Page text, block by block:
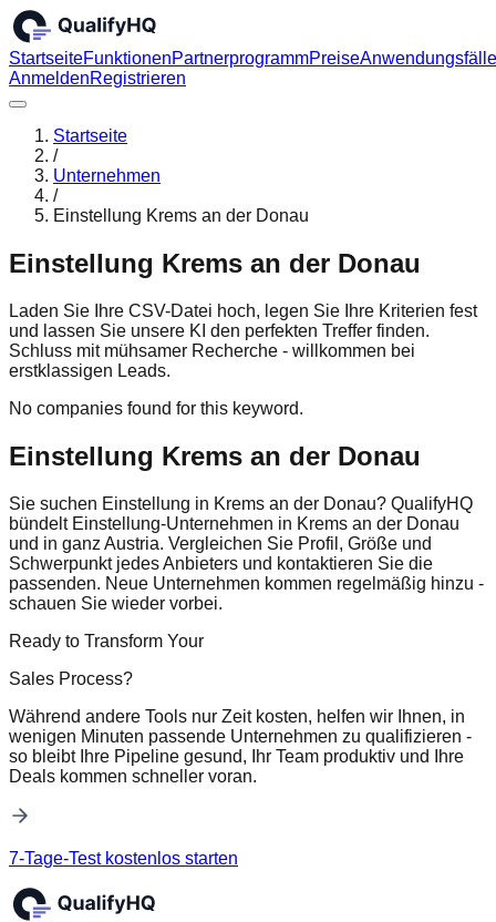
StartseiteFunktionenPartnerprogrammPreiseAnwendungsfälle
AnmeldenRegistrieren
Startseite
/
Unternehmen
/
Einstellung Krems an der Donau
Einstellung Krems an der Donau
Laden Sie Ihre CSV-Datei hoch, legen Sie Ihre Kriterien fest
und lassen Sie unsere KI den perfekten Treffer finden.
Schluss mit mühsamer Recherche - willkommen bei
erstklassigen Leads.
No companies found for this keyword.
Einstellung Krems an der Donau
Sie suchen Einstellung in Krems an der Donau? QualifyHQ
bündelt Einstellung-Unternehmen in Krems an der Donau
und in ganz Austria. Vergleichen Sie Profil, Größe und
Schwerpunkt jedes Anbieters und kontaktieren Sie die
passenden. Neue Unternehmen kommen regelmäßig hinzu -
schauen Sie wieder vorbei.
Ready to Transform Your
Sales Process?
Während andere Tools nur Zeit kosten, helfen wir Ihnen, in
wenigen Minuten passende Unternehmen zu qualifizieren -
so bleibt Ihre Pipeline gesund, Ihr Team produktiv und Ihre
Deals kommen schneller voran.
7-Tage-Test kostenlos starten